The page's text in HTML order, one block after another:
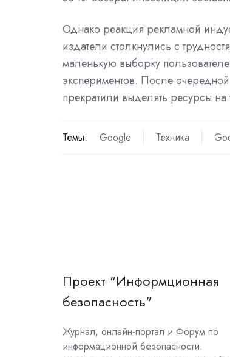
Однако реакция рекламной
издатели столкнулись с
маленькую выборку
экспериментов. После
прекратили выделять ресурсы
Темы: Google Техника
Проект "Информционная
безопасность"
Журнал, онлайн-портал и Форум по
информационной безопасности.